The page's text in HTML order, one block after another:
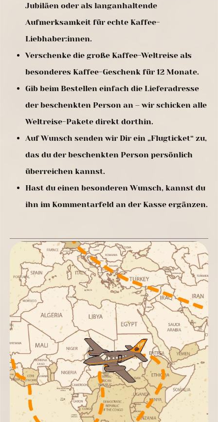
Jubiläen oder als langanhaltende
Aufmerksamkeit für echte Kaffee-
Liebhaber:innen.
Verschenke die große Kaffee-Weltreise als
besonderes Kaffee-Geschenk für 12 Monate.
Gib beim Bestellen einfach die Lieferadresse
der beschenkten Person an – wir schicken alle
Weltreise-Pakete direkt dorthin.
Auf Wunsch senden wir Dir ein „Flugticket“ zu,
das du der beschenkten Person persönlich
überreichen kannst.
Hast du einen besonderen Wunsch, kannst du
ihn im Kommentarfeld an der Kasse ergänzen.